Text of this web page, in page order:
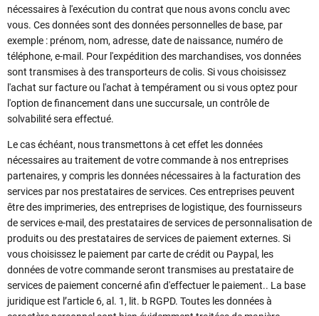
nécessaires à l'exécution du contrat que nous avons conclu avec
vous. Ces données sont des données personnelles de base, par
exemple : prénom, nom, adresse, date de naissance, numéro de
téléphone, e-mail. Pour l'expédition des marchandises, vos données
sont transmises à des transporteurs de colis. Si vous choisissez
l'achat sur facture ou l'achat à tempérament ou si vous optez pour
l'option de financement dans une succursale, un contrôle de
solvabilité sera effectué.
Le cas échéant, nous transmettons à cet effet les données
nécessaires au traitement de votre commande à nos entreprises
partenaires, y compris les données nécessaires à la facturation des
services par nos prestataires de services. Ces entreprises peuvent
être des imprimeries, des entreprises de logistique, des fournisseurs
de services e-mail, des prestataires de services de personnalisation de
produits ou des prestataires de services de paiement externes. Si
vous choisissez le paiement par carte de crédit ou Paypal, les
données de votre commande seront transmises au prestataire de
services de paiement concerné afin d'effectuer le paiement.. La base
juridique est l’article 6, al. 1, lit. b RGPD. Toutes les données à